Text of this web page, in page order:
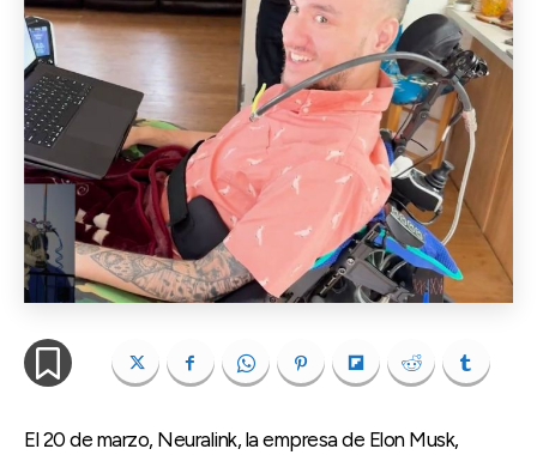
El 20 de marzo, Neuralink, la empresa de Elon Musk,